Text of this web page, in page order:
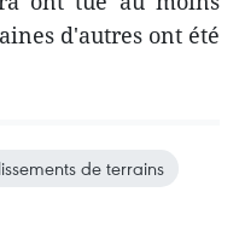
d'autres ont été
de terrains